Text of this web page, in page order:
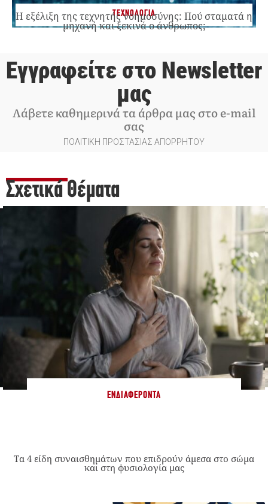
ΤΕΧΝΟΛΟΓΙΑ
Η εξέλιξη της τεχνητής νοημοσύνης: Πού σταματά η
μηχανή και ξεκινά ο άνθρωπος;
Εγγραφείτε στο Newsletter
μας
Λάβετε καθημερινά τα άρθρα μας στο e-mail
σας
ΠΟΛΙΤΙΚΗ ΠΡΟΣΤΑΣΙΑΣ ΑΠΟΡΡΗΤΟΥ
Σχετικά Θέματα
ΕΝΔΙΑΦΈΡΟΝΤΑ
Τα 4 είδη συναισθημάτων που επιδρούν άμεσα στο σώμα
και στη φυσιολογία μας